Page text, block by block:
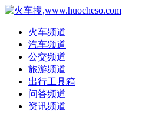
火车频道
汽车频道
公交频道
旅游频道
出行工具箱
问答频道
资讯频道